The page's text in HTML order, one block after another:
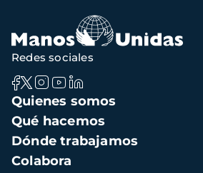
Navegación
principal
Quienes somos
Qué hacemos
Dónde trabajamos
Colabora
Redes sociales